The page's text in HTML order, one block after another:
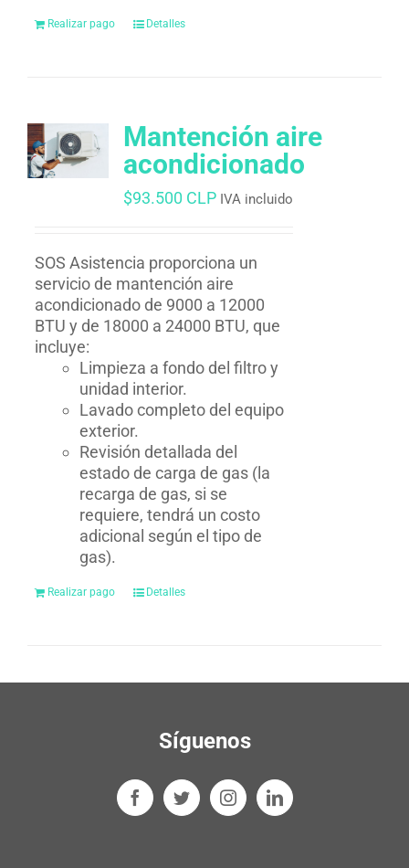
Realizar pago Detalles
Mantención aire
acondicionado
$93.500 CLP IVA incluido
SOS Asistencia proporciona un
servicio de mantención aire
acondicionado de 9000 a 12000
BTU y de 18000 a 24000 BTU, que
incluye:
Limpieza a fondo del filtro y
unidad interior.
Lavado completo del equipo
exterior.
Revisión detallada del
estado de carga de gas (la
recarga de gas, si se
requiere, tendrá un costo
adicional según el tipo de
gas).
Realizar pago Detalles
Síguenos